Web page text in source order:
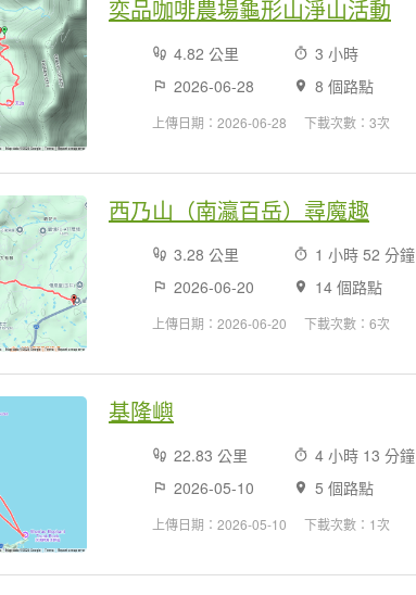
奕品咖啡農場龜形山淨山活動
4.82 公里 3 小時
2026-06-28
8 個路點
上傳日期：2026-06-28 下載次數：3次
西乃山（南瀛百岳）尋魔趣
3.28 公里 1 小時 52 分鐘
2026-06-20
14 個路點
上傳日期：2026-06-20 下載次數：6次
基隆嶼
22.83 公里 4 小時 13 分鐘
2026-05-10
5 個路點
上傳日期：2026-05-10 下載次數：1次